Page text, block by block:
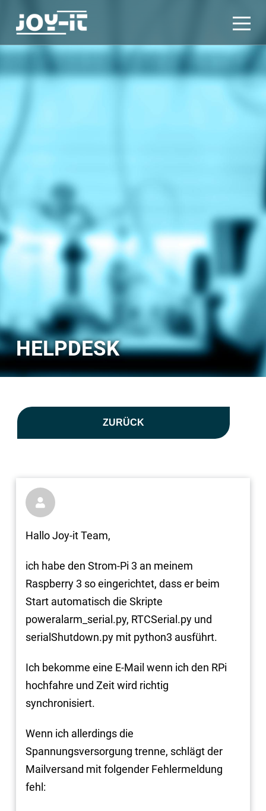
HELPDESK
ZURÜCK

Hallo Joy-it Team,
ich habe den Strom-Pi 3 an meinem
Raspberry 3 so eingerichtet, dass er beim
Start automatisch die Skripte
poweralarm_serial.py, RTCSerial.py und
serialShutdown.py mit python3 ausführt.
Ich bekomme eine E-Mail wenn ich den RPi
hochfahre und Zeit wird richtig
synchronisiert.
Wenn ich allerdings die
Spannungsversorgung trenne, schlägt der
Mailversand mit folgender Fehlermeldung
fehl: